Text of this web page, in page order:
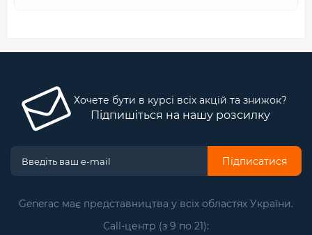
Хочете бути в курсі всіх акцій та знижок?
Підпишіться на нашу розсилку
Підписатися
Generac має представництва у всіх областях України.
Call-центр (з 9 по 21):